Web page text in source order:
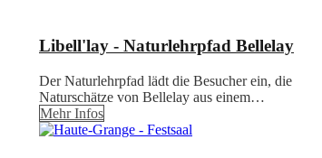
Libell'lay - Naturlehrpfad Bellelay
Der Naturlehrpfad lädt die Besucher ein, die
Naturschätze von Bellelay aus einem…
Mehr Infos